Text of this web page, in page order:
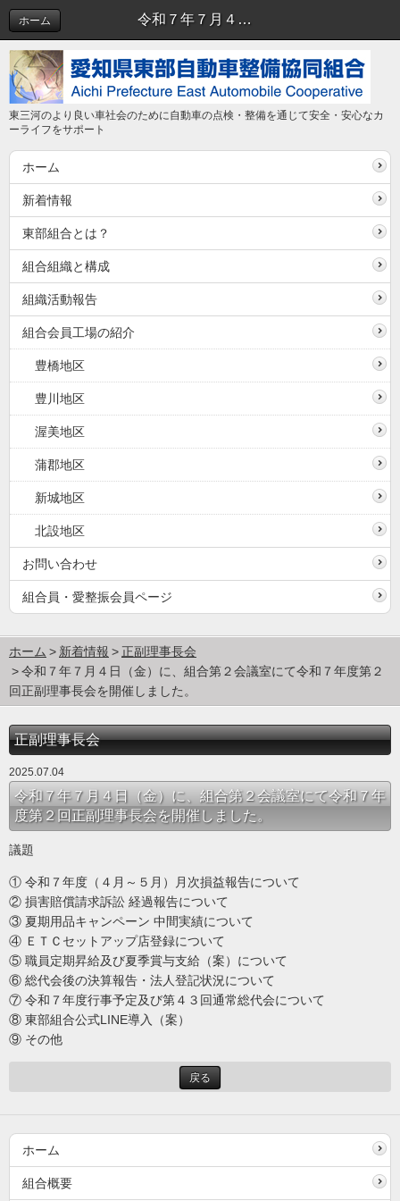
令和７年７月４日（金）に、組合第２会議室にて令和７年度第２回正副理事長会を開催しました。 | 正副理事長会
ホーム
東三河のより良い車社会のために自動車の点検・整備を通じて安全・安心なカ
ーライフをサポート
ホーム
新着情報
東部組合とは？
組合組織と構成
組織活動報告
組合会員工場の紹介
豊橋地区
豊川地区
渥美地区
蒲郡地区
新城地区
北設地区
お問い合わせ
組合員・愛整振会員ページ
ホーム 新着情報
正副理事長会
令和７年７月４日（金）に、組合第２会議室にて令和７年度第２
回正副理事長会を開催しました。
正副理事長会
2025.07.04
令和７年７月４日（金）に、組合第２会議室にて令和７年
度第２回正副理事長会を開催しました。
議題
① 令和７年度（４月～５月）月次損益報告について
② 損害賠償請求訴訟 経過報告について
③ 夏期用品キャンペーン 中間実績について
④ ＥＴＣセットアップ店登録について
⑤ 職員定期昇給及び夏季賞与支給（案）について
⑥ 総代会後の決算報告・法人登記状況について
⑦ 令和７年度行事予定及び第４３回通常総代会について
⑧ 東部組合公式LINE導入（案）
⑨ その他
戻る
ホーム
組合概要